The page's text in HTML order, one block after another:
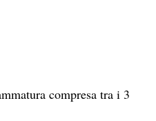
compresa tra i 3